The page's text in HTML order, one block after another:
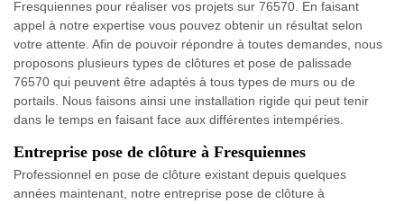
Fresquiennes pour réaliser vos projets sur 76570. En faisant
appel à notre expertise vous pouvez obtenir un résultat selon
votre attente. Afin de pouvoir répondre à toutes demandes, nous
proposons plusieurs types de clôtures et pose de palissade
76570 qui peuvent être adaptés à tous types de murs ou de
portails. Nous faisons ainsi une installation rigide qui peut tenir
dans le temps en faisant face aux différentes intempéries.
Entreprise pose de clôture à Fresquiennes
Professionnel en pose de clôture existant depuis quelques
années maintenant, notre entreprise pose de clôture à